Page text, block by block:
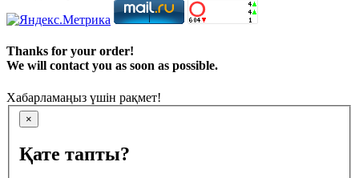
Thanks for your order!
We will contact you as soon as possible.
Хабарламаңыз үшін рақмет!
×
Қате тапты?